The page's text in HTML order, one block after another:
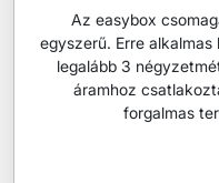
Az easybox
egyszerű. Erre
legalább 3
áramhoz
forgalmas